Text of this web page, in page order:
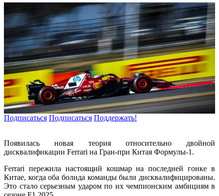
Подписаться Подписаться Поддержать!
Появилась новая теория относительно двойной
дисквалификации Ferrari на Гран-при Китая Формулы-1.
Ferrari пережила настоящий кошмар на последней гонке в
Китае, когда оба болида команды были дисквалифицированы.
Это стало серьезным ударом по их чемпионским амбициям в